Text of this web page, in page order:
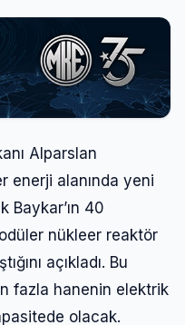
Alparslan
enerji alanında yeni
Baykar’ın 40
nükleer reaktör
açıkladı. Bu
fazla hanenin elektrik
olacak.